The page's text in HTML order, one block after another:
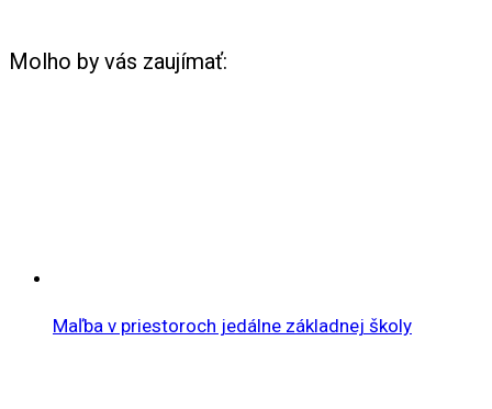
Molho by vás zaujímať:
Maľba v priestoroch jedálne základnej školy